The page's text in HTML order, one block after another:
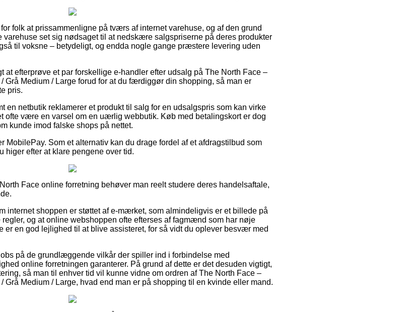
folk at prissammenligne på tværs af internet varehuse, og af den grund
varehuse set sig nødsaget til at nedskære salgspriserne på deres produkter
til voksne – betydeligt, og endda nogle gange præstere levering uden
efterprøve et par forskellige e-handler efter udsalg på The North Face –
Grå Medium / Large forud for at du færdiggør din shopping, så man er
pris.
en netbutik reklamerer et produkt til salg for en udsalgspris som kan virke
ofte være en varsel om en uærlig webbutik. Køb med betalingskort er dog
kunde imod falske shops på nettet.
MobilePay. Som et alternativ kan du drage fordel af et afdragstilbud som
efter at klare pengene over tid.
Face online forretning behøver man reelt studere deres handelsaftale,
internet shoppen er støttet af e-mærket, som almindeligvis er et billede på
og at online webshoppen ofte efterses af fagmænd som har nøje
er en god lejlighed til at blive assisteret, for så vidt du oplever besvær med
på de grundlæggende vilkår der spiller ind i forbindelse med
online forretningen garanterer. På grund af dette er det desuden vigtigt,
så man til enhver tid vil kunne vidne om ordren af The North Face –
Grå Medium / Large, hvad end man er på shopping til en kvinde eller mand.